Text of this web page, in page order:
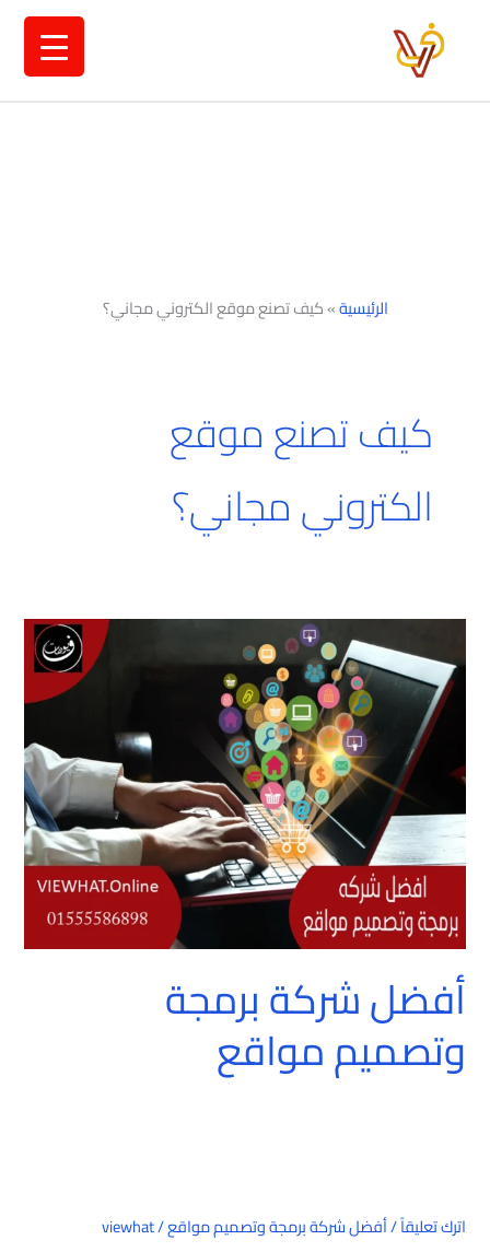
الرئيسية»كيف تصنع موقع الكتروني مجاني؟
كيف تصنع موقع
الكتروني مجاني؟
أفضل شركة برمجة
وتصميم مواقع
اترك تعليقاً/أفضل شركة برمجة وتصميم مواقع/
viewhat
شركة
برمجة
وتصميم
مواقع